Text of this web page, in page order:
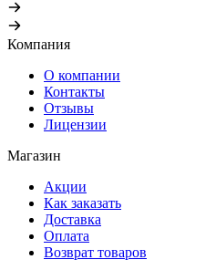
Компания
О компании
Контакты
Отзывы
Лицензии
Магазин
Акции
Как заказать
Доставка
Оплата
Возврат товаров